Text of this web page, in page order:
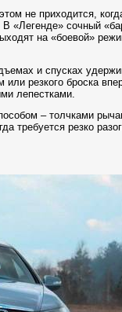
не приходится,
сочный
на «боевой»
и спусках
или резкого броска
лепестками.
– толчками
требуется резко